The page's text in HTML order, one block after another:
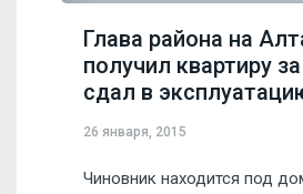
Глава района на
получил квартиру
сдал в
26 января, 2015
Чиновник находится под